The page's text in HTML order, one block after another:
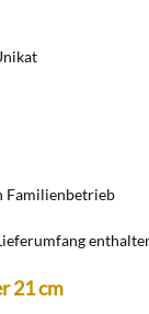
Familienbetrieb
21 cm